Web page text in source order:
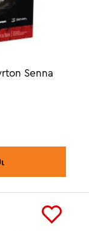
Senna